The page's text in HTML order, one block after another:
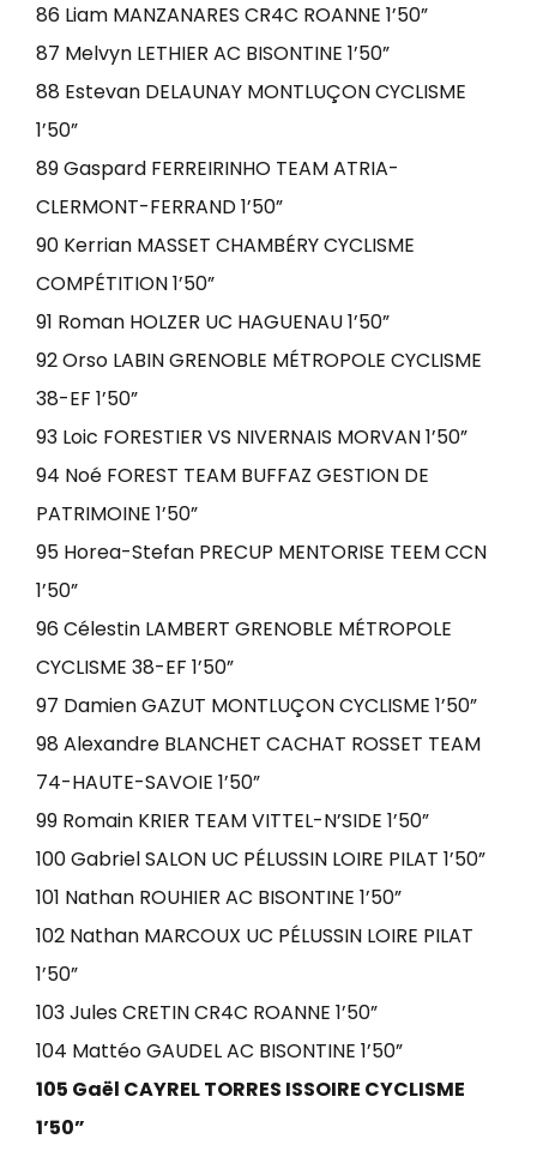
86 Liam MANZANARES CR4C ROANNE 1’50”
87 Melvyn LETHIER AC BISONTINE 1’50”
88 Estevan DELAUNAY MONTLUÇON CYCLISME
1’50”
89 Gaspard FERREIRINHO TEAM ATRIA-
CLERMONT-FERRAND 1’50”
90 Kerrian MASSET CHAMBÉRY CYCLISME
COMPÉTITION 1’50”
91 Roman HOLZER UC HAGUENAU 1’50”
92 Orso LABIN GRENOBLE MÉTROPOLE CYCLISME
38-EF 1’50”
93 Loic FORESTIER VS NIVERNAIS MORVAN 1’50”
94 Noé FOREST TEAM BUFFAZ GESTION DE
PATRIMOINE 1’50”
95 Horea-Stefan PRECUP MENTORISE TEEM CCN
1’50”
96 Célestin LAMBERT GRENOBLE MÉTROPOLE
CYCLISME 38-EF 1’50”
97 Damien GAZUT MONTLUÇON CYCLISME 1’50”
98 Alexandre BLANCHET CACHAT ROSSET TEAM
74-HAUTE-SAVOIE 1’50”
99 Romain KRIER TEAM VITTEL-N’SIDE 1’50”
100 Gabriel SALON UC PÉLUSSIN LOIRE PILAT 1’50”
101 Nathan ROUHIER AC BISONTINE 1’50”
102 Nathan MARCOUX UC PÉLUSSIN LOIRE PILAT
1’50”
103 Jules CRETIN CR4C ROANNE 1’50”
104 Mattéo GAUDEL AC BISONTINE 1’50”
105 Gaël CAYREL TORRES ISSOIRE CYCLISME
1’50”